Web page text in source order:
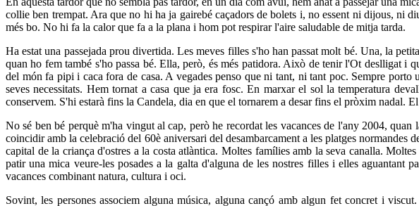
collie ben trempat. Ara que no hi ha ja gairebé caçadors de bolets i, no essent ni dijous, ni
més bo. No hi fa la calor que fa a la plana i hom pot respirar l'aire saludable de mitja tarda.
Ha estat una passejada prou divertida. Les meves filles s'ho han passat molt bé. Una, la
quan ho fem també s'ho passa bé. Ella, però, és més patidora. Això de tenir l'Ot deslligat i
del món fa pipi i caca fora de casa. A vegades penso que ni tant, ni tant poc. Sempre
seves necessitats. Hem tornat a casa que ja era fosc. En marxar el sol la temperatura
conservem. S'hi estarà fins la Candela, dia en que el tornarem a desar fins el pròxim nadal.
No sé ben bé perquè m'ha vingut al cap, però he recordat les vacances de l'any 2004,
coincidir amb la celebració del 60è aniversari del desambarcament a les platges
capital de la criança d'ostres a la costa atlàntica. Moltes famílies amb la seva canalla.
patir una mica veure-les posades a la galta d'alguna de les nostres filles i elles aguantant
vacances combinant natura, cultura i oci.
Sovint, les persones associem alguna música, alguna cançó amb algun fet concret i